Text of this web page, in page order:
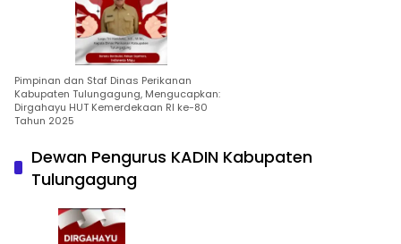
Pimpinan dan Staf Dinas Perikanan
Kabupaten Tulungagung, Mengucapkan:
Dirgahayu HUT Kemerdekaan RI ke-80
Tahun 2025
Dewan Pengurus KADIN Kabupaten
Tulungagung